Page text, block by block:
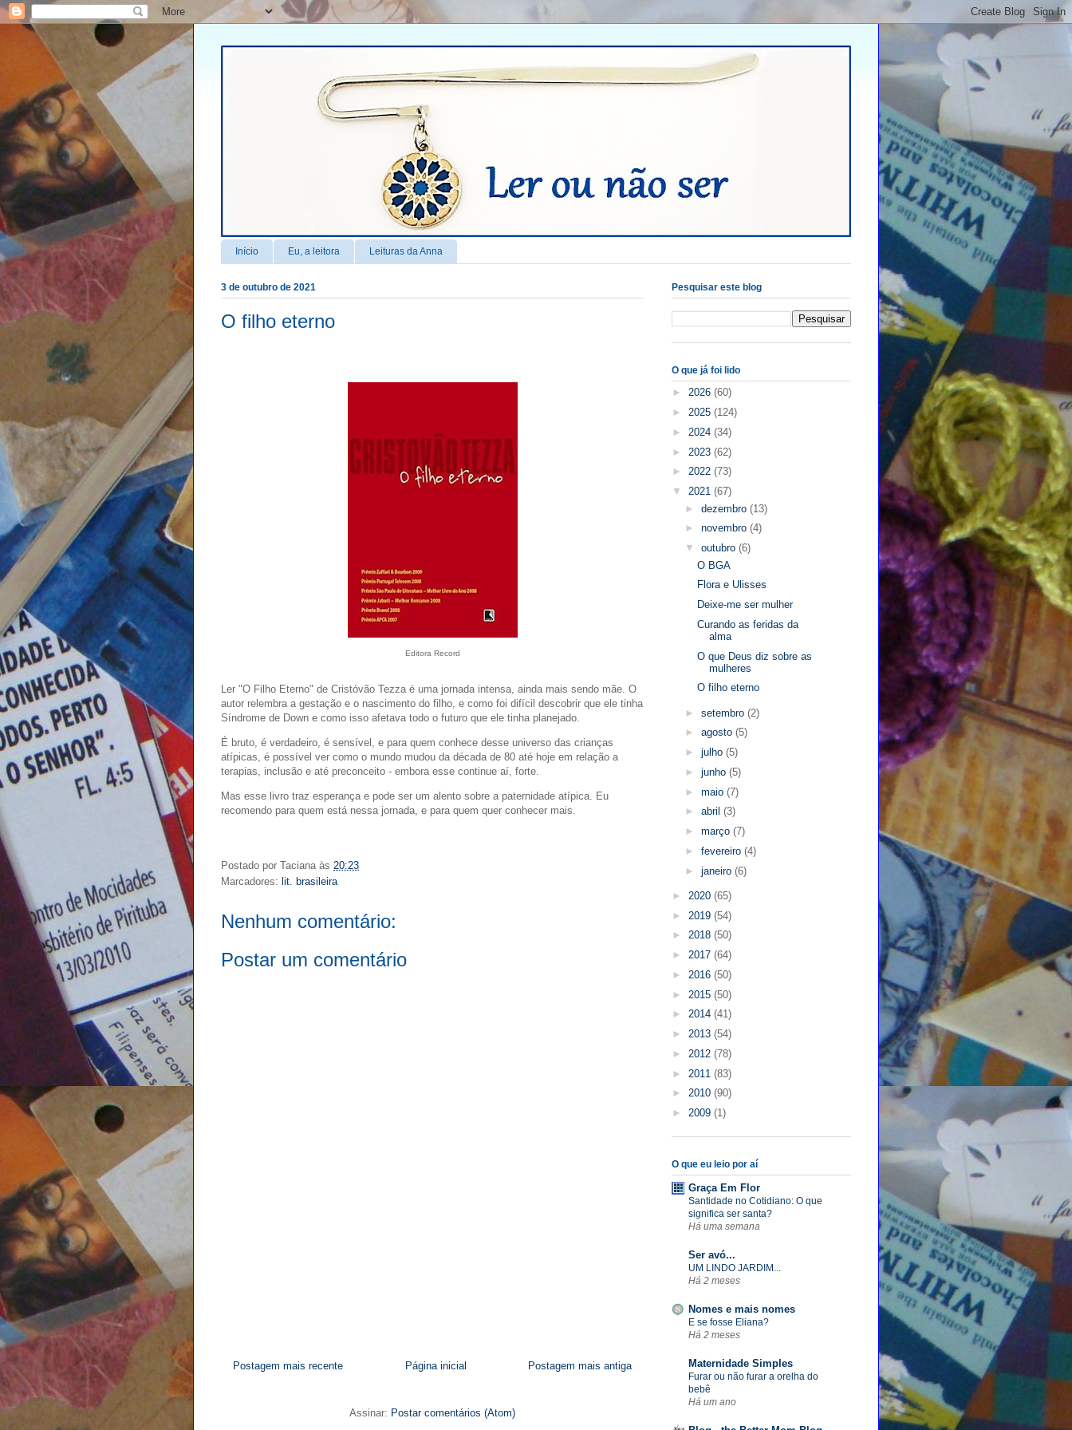
Início Eu, a leitora Leituras da Anna
3 de outubro de 2021
O filho eterno
Editora Record
Ler "O Filho Eterno" de Cristóvão Tezza é uma jornada intensa, ainda mais sendo mãe. O
autor relembra a gestação e o nascimento do filho, e como foi difícil descobrir que ele tinha
Síndrome de Down e como isso afetava todo o futuro que ele tinha planejado.
É bruto, é verdadeiro, é sensível, e para quem conhece desse universo das crianças
atípicas, é possível ver como o mundo mudou da década de 80 até hoje em relação a
terapias, inclusão e até preconceito - embora esse continue aí, forte.
Mas esse livro traz esperança e pode ser um alento sobre a paternidade atípica. Eu
recomendo para quem está nessa jornada, e para quem quer conhecer mais.
Postado por Taciana às 20:23
Marcadores: lit. brasileira
Nenhum comentário:
Postar um comentário
Postagem mais recente Postagem mais antiga
Página inicial
Assinar: Postar comentários (Atom)
Pesquisar este blog
O que já foi lido
► 2026 (60)
► 2025 (124)
► 2024 (34)
► 2023 (62)
► 2022 (73)
▼ 2021 (67)
► dezembro (13)
► novembro (4)
▼ outubro (6)
O BGA
Flora e Ulisses
Deixe-me ser mulher
Curando as feridas da
alma
O que Deus diz sobre as
mulheres
O filho eterno
► setembro (2)
► agosto (5)
► julho (5)
► junho (5)
► maio (7)
► abril (3)
► março (7)
► fevereiro (4)
► janeiro (6)
► 2020 (65)
► 2019 (54)
► 2018 (50)
► 2017 (64)
► 2016 (50)
► 2015 (50)
► 2014 (41)
► 2013 (54)
► 2012 (78)
► 2011 (83)
► 2010 (90)
► 2009 (1)
O que eu leio por aí
Graça Em Flor
Santidade no Cotidiano: O que
significa ser santa?
Há uma semana
Ser avó...
UM LINDO JARDIM...
Há 2 meses
Nomes e mais nomes
E se fosse Eliana?
Há 2 meses
Maternidade Simples
Furar ou não furar a orelha do
bebê
Há um ano